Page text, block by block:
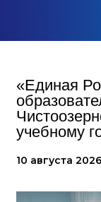
«Единая
учебному
10 августа